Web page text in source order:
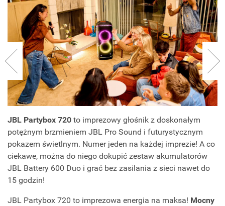
JBL Partybox 720 to imprezowy głośnik z doskonałym
potężnym brzmieniem JBL Pro Sound i futurystycznym
pokazem świetlnym. Numer jeden na każdej imprezie! A co
ciekawe, można do niego dokupić zestaw akumulatorów
JBL Battery 600 Duo i grać bez zasilania z sieci nawet do
15 godzin!
JBL Partybox 720 to imprezowa energia na maksa! Mocny